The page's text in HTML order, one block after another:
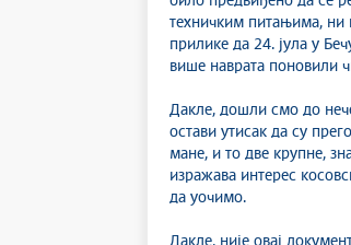
техничким питањима, ни
прилике да 24. јула у
више наврата поновили
Дакле, дошли смо до
остави утисак да су
мане, и то две крупне,
изражава интерес
да уочимо.
Дакле, није овај